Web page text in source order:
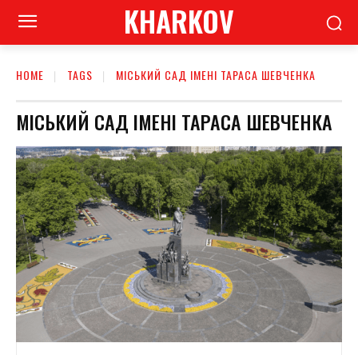
KHARKOV
HOME TAGS МІСЬКИЙ САД ІМЕНІ ТАРАСА ШЕВЧЕНКА
МІСЬКИЙ САД ІМЕНІ ТАРАСА ШЕВЧЕНКА